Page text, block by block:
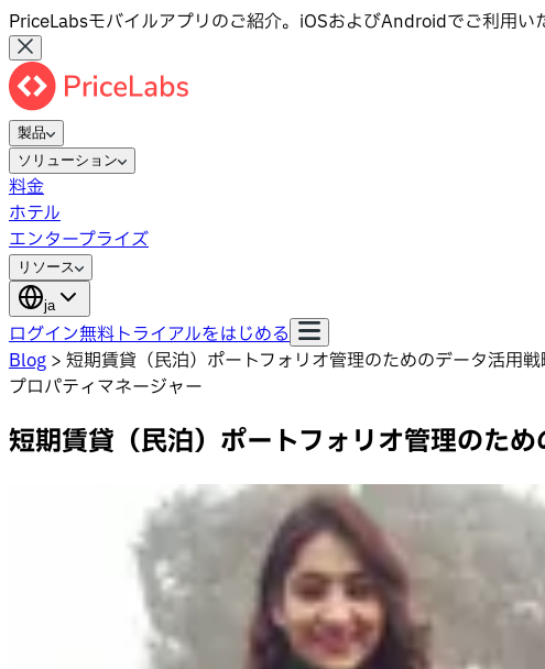
PriceLabsモバイルアプリのご紹介。iOSおよびAndroidでご利用い
製品
ソリューション
料金
ホテル
エンタープライズ
リソース
ja
ログイン無料トライアルをはじめる
Blog > 短期賃貸（民泊）ポートフォリオ管理のためのデータ活用
プロパティマネージャー
短期賃貸（民泊）ポートフォリオ管理のた